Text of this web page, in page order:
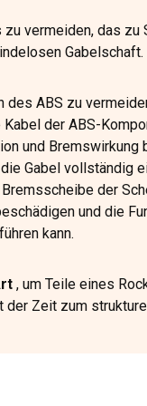
vermeiden, das zu
Gabelschaft.
ABS zu
der ABS-
und Bremswirkung
die Gabel
der
und die
kann.
, um Teile eines
der Zeit zum